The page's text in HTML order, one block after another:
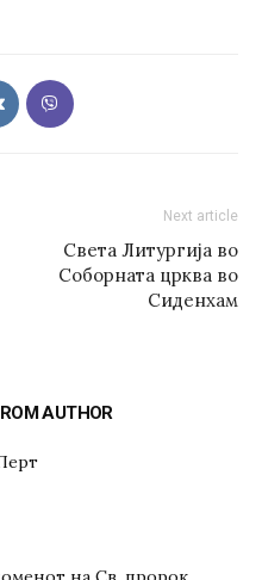
Next article
Света Литургија во
Соборната црква во
Сиденхам
AUTHOR